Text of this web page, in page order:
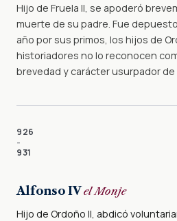
Hijo de Fruela II, se apoderó
muerte de su padre. Fue
año por sus primos, los hijos de
historiadores no lo reconocen
brevedad y carácter usurpador
926
–
931
Alfonso IVel Monje
Hijo de Ordoño II, abdicó